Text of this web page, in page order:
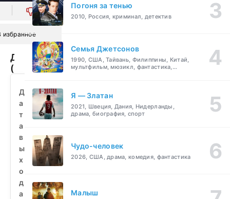
0
избранное
Давление
(2026)
бесплатно
Д
а
т
а
в
ы
х
о
д
а
Погоня за тенью
2010, Россия, криминал, детектив
Семья Джетсонов
1990, США, Тайвань, Филиппины, Китай,
мультфильм, мюзикл, фантастика,
Я — Златан
2021, Швеция, Дания, Нидерланды,
драма, биография, спорт
Чудо-человек
2026, США, драма, комедия, фантастика
Малыш